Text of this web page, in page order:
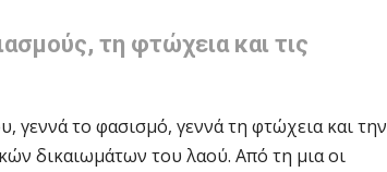
τη φτώχεια και τις
γεννά το φασισμό, γεννά τη φτώχεια και την
δικαιωμάτων του λαού. Από τη μια οι